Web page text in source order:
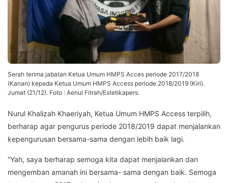
Serah terima jabatan Ketua Umum HMPS Acces periode 2017/2018
(Kanan) kepada Ketua Umum HMPS Access periode 2018/2019 (Kiri).
Jumat (21/12). Foto : Aenul Fitrah/Estetikapers.
Nurul Khalizah Khaeriyah, Ketua Umum HMPS Access terpilih,
berharap agar pengurus periode 2018/2019 dapat menjalankan
kepengurusan bersama-sama dengan lebih baik lagi.
“Yah, saya berharap semoga kita dapat menjalankan dan
mengemban amanah ini bersama- sama dengan baik. Semoga